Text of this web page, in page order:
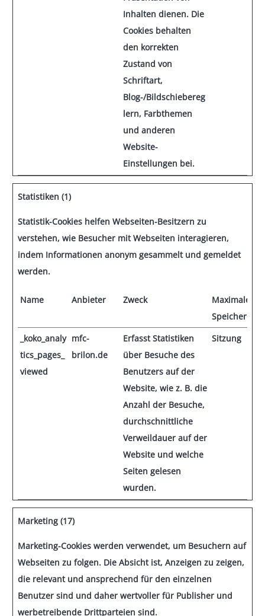
Inhalten dienen. Die
Cookies behalten
den korrekten
Zustand von
Schriftart,
Blog-/Bildschiebereg
lern, Farbthemen
und anderen
Website-
Einstellungen bei.
Statistiken (1)
Statistik-Cookies helfen Webseiten-Besitzern zu
verstehen, wie Besucher mit Webseiten interagieren,
indem Informationen anonym gesammelt und gemeldet
werden.
Name Anbieter Zweck
Maximale
_koko_analy
tics_pages_
viewed
mfc-
brilon.de
Erfasst Statistiken
über Besuche des
Benutzers auf der
Website, wie z. B. die
Anzahl der Besuche,
durchschnittliche
Verweildauer auf der
Website und welche
Seiten gelesen
wurden.
Sitzung
Marketing (17)
Marketing-Cookies werden verwendet, um Besuchern auf
Webseiten zu folgen. Die Absicht ist, Anzeigen zu zeigen,
die relevant und ansprechend für den einzelnen
Benutzer sind und daher wertvoller für Publisher und
werbetreibende Drittparteien sind.